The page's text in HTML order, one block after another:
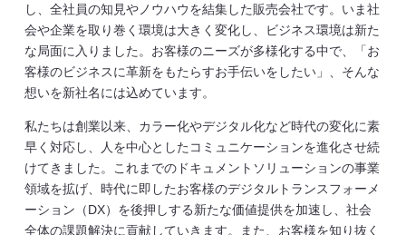
し、全社員の知見やノウハウを結集した販売会社です。いま社
会や企業を取り巻く環境は大きく変化し、ビジネス環境は新た
な局面に入りました。お客様のニーズが多様化する中で、「お
客様のビジネスに革新をもたらすお手伝いをしたい」、そんな
想いを新社名には込めています。
私たちは創業以来、カラー化やデジタル化など時代の変化に素
早く対応し、人を中心としたコミュニケーションを進化させ続
けてきました。これまでのドキュメントソリューションの事業
領域を拡げ、時代に即したお客様のデジタルトランスフォーメ
ーション（DX）を後押しする新たな価値提供を加速し、社会
全体の課題解決に貢献していきます。また、お客様を知り抜く